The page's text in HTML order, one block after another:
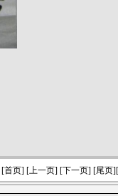
[首页] [上一页] [下一页] [尾页